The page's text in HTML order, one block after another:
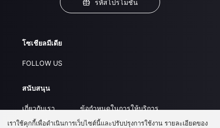
รหัสโปรโมชั่น
โซเชียลมีเดีย
FOLLOW US
สนับสนุน
เกี่ยวกับเรา
คำถามที่พบบ่อย
ข้อกำหนดในการให้บริการ
นโยบายความเป็นส่วนตัว
เราใช้คุกกี้เพื่อดำเนินการเว็บไซต์นี้และปรับปรุงการใช้งาน รายละเอียดของ